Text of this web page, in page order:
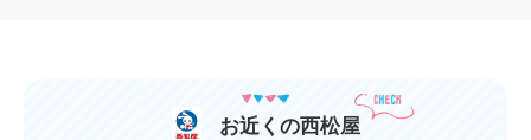
ベビーカー
お近くの西松屋